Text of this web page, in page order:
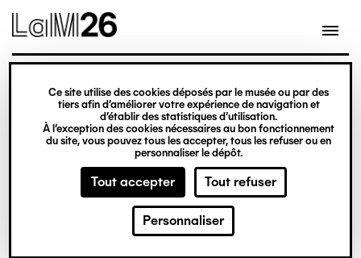
Gestion des cookies
Ce site utilise des cookies déposés par le musée ou par des
tiers afin d’améliorer votre expérience de navigation et
d’établir des statistiques d’utilisation.
À l’exception des cookies nécessaires au bon fonctionnement
du site, vous pouvez tous les accepter, tous les refuser ou en
personnaliser le dépôt.
Tout accepter Tout refuser
Personnaliser
contenu